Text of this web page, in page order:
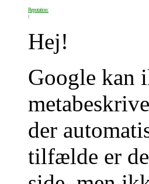
Reputation:
Hej!
Google kan
der
tilfælde er